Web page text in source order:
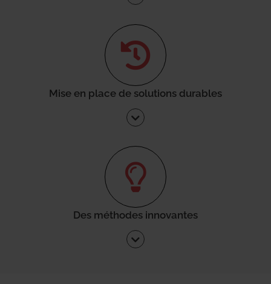
Mise en place de solutions durables
Des méthodes innovantes